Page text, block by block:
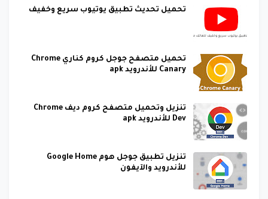
تحميل تحديث تطبيق يوتيوب سريع وخفيف
تحميل متصفح جوجل كروم كناري Chrome
Canary للأندرويد apk
تنزيل وتحميل متصفح كروم ديف Chrome
Dev للأندرويد apk
تنزيل تطبيق جوجل هوم Google Home
للأندرويد والآيفون